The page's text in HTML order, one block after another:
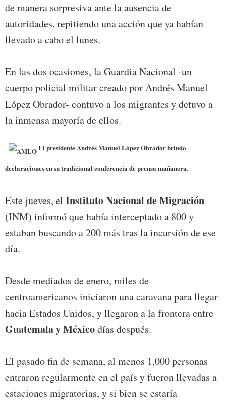
de manera sorpresiva ante la ausencia de
autoridades, repitiendo una acción que ya habían
llevado a cabo el lunes.
En las dos ocasiones, la Guardia Nacional -un
cuerpo policial militar creado por Andrés Manuel
López Obrador- contuvo a los migrantes y detuvo a
la inmensa mayoría de ellos.
El presidente Andrés Manuel López Obrador brindo
declaraciones en su tradicional conferencia de prensa mañanera.
Este jueves, el Instituto Nacional de Migración
(INM) informó que había interceptado a 800 y
estaban buscando a 200 más tras la incursión de ese
día.
Desde mediados de enero, miles de
centroamericanos iniciaron una caravana para llegar
hacia Estados Unidos, y llegaron a la frontera entre
Guatemala y Méxicodías después.
El pasado fin de semana, al menos 1,000 personas
entraron regularmente en el país y fueron llevadas a
estaciones migratorias, y si bien se estaría